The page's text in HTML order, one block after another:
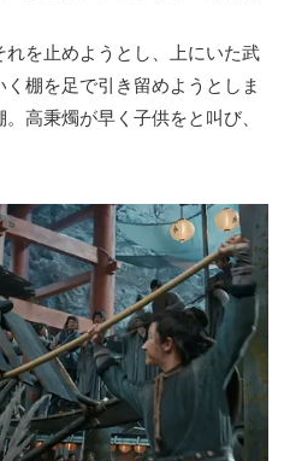
を止めようとし、上にいた武
棚を足で引き留めようとしま
高秉燭が早く子供をと叫び、